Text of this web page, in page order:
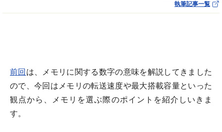
執筆記事一覧
前回 は、メモリに関する数字の意味を解説してきました
ので、今回はメモリの転送速度や最大搭載容量といった
観点から、メモリを選ぶ際のポイントを紹介しいきま
す。